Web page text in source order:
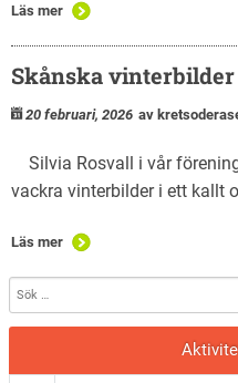
Läs mer
Skånska vinterbilder
20 februari, 2026 av
Silvia Rosvall i vår
vackra vinterbilder i ett kallt
Läs mer